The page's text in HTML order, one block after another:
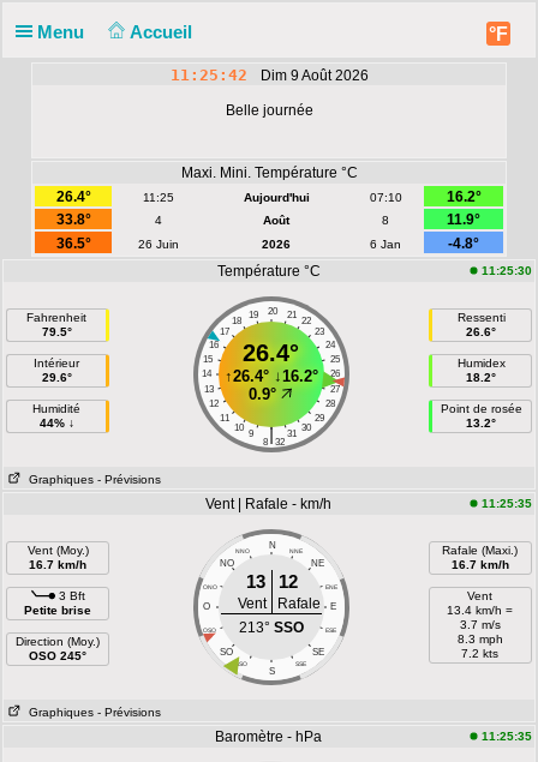
Menu Accueil °F
11:25:42 Dim 9 Août 2026
Belle journée
Maxi. Mini. Température °C
26.4°
11:25 Aujourd'hui 07:10
16.2°
33.8°
4 Août 8
11.9°
36.5°
26 Juin 2026 6 Jan
-4.8°
Température °C
11:25:30
Fahrenheit
79.5°
Intérieur
29.6°
Humidité
44% ↓
20
19 21
18
22
17
23
16
24
15
25
14
26
13
27
12
28
11
29
10
30
9 31
|
8 32
26.4°
↑26.4°↓16.2°
0.9°
Ressenti
26.6°
Humidex
18.2°
Point de rosée
13.2°
Graphiques - Prévisions
Vent | Rafale - km/h 11:25:35
Vent (Moy.)
16.7 km/h
3 Bft
Petite brise
Direction (Moy.)
OSO 245°
N
NNO NNE
NO NE
ONO ENE
O E
OSO ESE
SO SE
SSO SSE
S
13 12
Vent
Rafale
213° SSO
Rafale (Maxi.)
16.7 km/h
Vent
13.4 km/h =
3.7 m/s
8.3 mph
7.2 kts
Graphiques - Prévisions
Baromètre - hPa 11:25:35